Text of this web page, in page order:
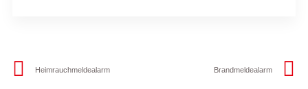
Heimrauchmeldealarm Brandmeldealarm